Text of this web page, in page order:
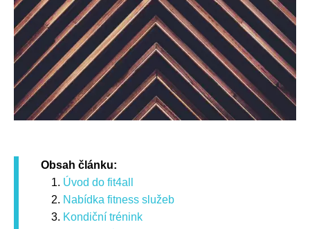
Obsah článku:
Úvod do fit4all
Nabídka fitness služeb
Kondiční trénink